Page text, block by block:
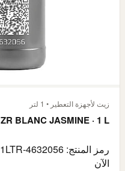
زيت لأجهزة التعطير • 1 لتر
ZR BLANC JASMINE · 1 L
رمز المنتج: RS1LTR-4632056
الآن